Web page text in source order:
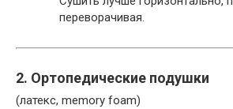
переворачивая.
2. Ортопедические подушки
(латекс, memory foam)